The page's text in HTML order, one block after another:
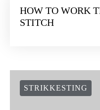
HOW TO WORK
STITCH
STRIKKESTING